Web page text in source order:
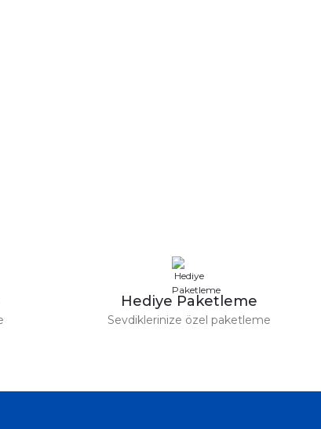
Hediye Paketleme
Sevdiklerinize özel paketleme